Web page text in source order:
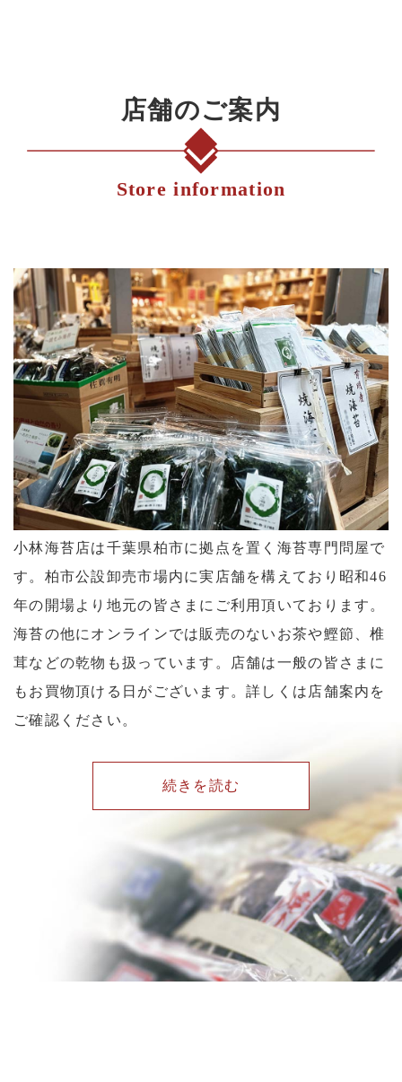
店舗のご案内
Store information
小林海苔店は千葉県柏市に拠点を置く海苔専門問屋で
す。柏市公設卸売市場内に実店舗を構えており昭和46
年の開場より地元の皆さまにご利用頂いております。
海苔の他にオンラインでは販売のないお茶や鰹節、椎
茸などの乾物も扱っています。店舗は一般の皆さまに
もお買物頂ける日がございます。詳しくは店舗案内を
ご確認ください。
続きを読む